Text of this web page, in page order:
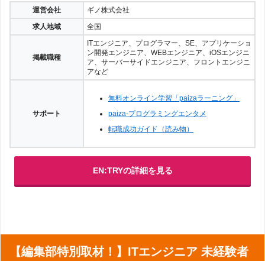
運営会社
ギノ株式会社
求人地域
全国
掲載職種
ITエンジニア、プログラマー、SE、アプリケーショ
ン開発エンジニア、WEBエンジニア、iOSエンジニ
ア、サーバーサイドエンジニア、フロントエンジニ
アなど
サポート
無料オンライン学習「paizaラーニング」
paiza-プログラミングエンタメ
転職成功ガイド（読み物）
EN:TRYの詳細を見る
【編集部特別取材！】ITエンジニア 未経験者